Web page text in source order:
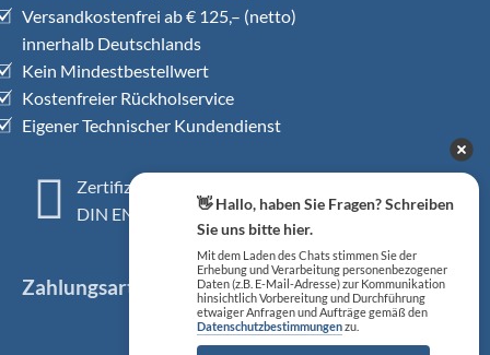
Versandkostenfrei ab € 125,– (netto)
innerhalb Deutschlands
Kein Mindestbestellwert
Kostenfreier Rückholservice
Eigener Technischer Kundendienst
Zertifiziertes QM-System
DIN EN ISO 13485
Zahlungsarten
👋 Hallo, haben Sie Fragen? Schreiben
Sie uns bitte hier.
Mit dem Laden des Chats stimmen Sie der
Erhebung und Verarbeitung personenbezogener
Daten (z.B. E-Mail-Adresse) zur Kommunikation
hinsichtlich Vorbereitung und Durchführung
etwaiger Anfragen und Aufträge gemäß den
Datenschutzbestimmungenzu.